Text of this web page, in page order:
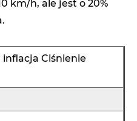
km/h, ale jest o 20%
Ciśnienie